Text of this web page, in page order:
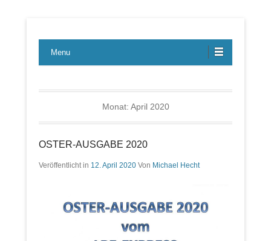
LBE-Express
Menu
Monat: April 2020
OSTER-AUSGABE 2020
Veröffentlicht in 12. April 2020 Von Michael Hecht